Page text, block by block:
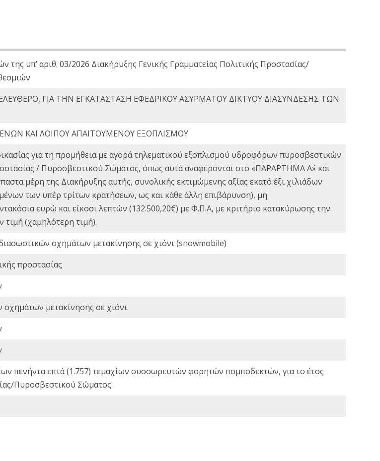
υπ’ αριθ. 03/2026 Διακήρυξης Γενικής Γραμματείας Πολιτικής Προστασίας/
ΓΙΑ ΤΗΝ ΕΓΚΑΤΑΣΤΑΣΗ ΕΦΕΔΡΙΚΟΥ ΑΣΥΡΜΑΤΟΥ ΔΙΚΤΥΟΥ ΔΙΑΣΥΝΔΕΣΗΣ ΤΩΝ
ΚΑΙ ΛΟΙΠΟΥ ΑΠΑΙΤΟΥΜΕΝΟΥ ΕΞΟΠΛΙΣΜΟΥ
για τη προμήθεια με αγορά τηλεματικού εξοπλισμού υδροφόρων πυροσβεστικών
/ Πυροσβεστικού Σώματος, όπως αυτά αναφέρονται στο «ΠΑΡΑΡΤΗΜΑ Α΄» και
μέρη της Διακήρυξης αυτής, συνολικής εκτιμώμενης αξίας εκατό έξι χιλιάδων
των υπέρ τρίτων κρατήσεων, ως και κάθε άλλη επιβάρυνση), μη
ευρώ και είκοσι λεπτών (132.500,20€) με Φ.Π.Α, με κριτήριο κατακύρωσης την
(χαμηλότερη τιμή).
οχημάτων μετακίνησης σε χιόνι (snowmobile)
προστασίας
μετακίνησης σε χιόνι.
πενήντα επτά (1.757) τεμαχίων συσσωρευτών φορητών πομποδεκτών, για το έτος
Πυροσβεστικού Σώματος